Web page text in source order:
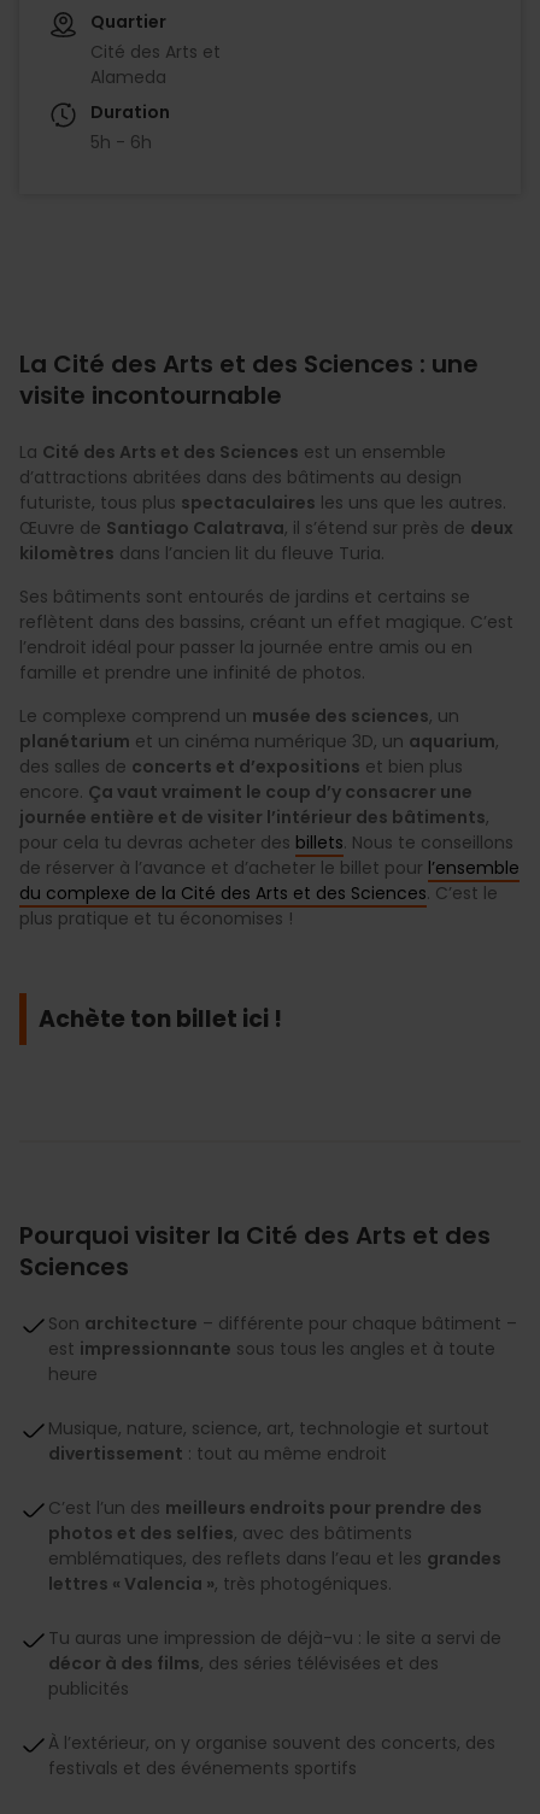
Quartier
Cité des Arts et
Alameda
Duration
5h - 6h
La Cité des Arts et des Sciences : une
visite incontournable
La Cité des Arts et des Sciences est un ensemble
d’attractions abritées dans des bâtiments au design
futuriste, tous plus spectaculaires les uns que les autres.
Œuvre de Santiago Calatrava, il s’étend sur près de deux
kilomètres dans l’ancien lit du fleuve Turia.
Ses bâtiments sont entourés de jardins et certains se
reflètent dans des bassins, créant un effet magique. C’est
l’endroit idéal pour passer la journée entre amis ou en
famille et prendre une infinité de photos.
Le complexe comprend un musée des sciences, un
planétarium et un cinéma numérique 3D, un aquarium,
des salles de concerts et d’expositions et bien plus
encore. Ça vaut vraiment le coup d’y consacrer une
journée entière et de visiter l’intérieur des bâtiments,
pour cela tu devras acheter des billets. Nous te conseillons
de réserver à l’avance et d’acheter le billet pour l’ensemble
du complexe de la Cité des Arts et des Sciences. C’est le
plus pratique et tu économises !
Achète ton billet ici !
Pourquoi visiter la Cité des Arts et des
Sciences
Son architecture – différente pour chaque bâtiment –
est impressionnante sous tous les angles et à toute
heure
Musique, nature, science, art, technologie et surtout
divertissement : tout au même endroit
C’est l’un des meilleurs endroits pour prendre des
photos et des selfies, avec des bâtiments
emblématiques, des reflets dans l’eau et les grandes
lettres « Valencia », très photogéniques.
Tu auras une impression de déjà-vu : le site a servi de
décor à des films, des séries télévisées et des
publicités
À l’extérieur, on y organise souvent des concerts, des
festivals et des événements sportifs